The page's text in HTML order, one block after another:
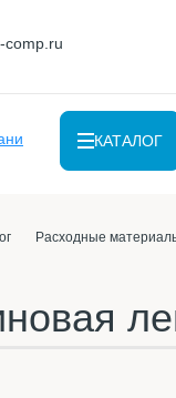
comp.ru
КАТАЛОГ
Расходные